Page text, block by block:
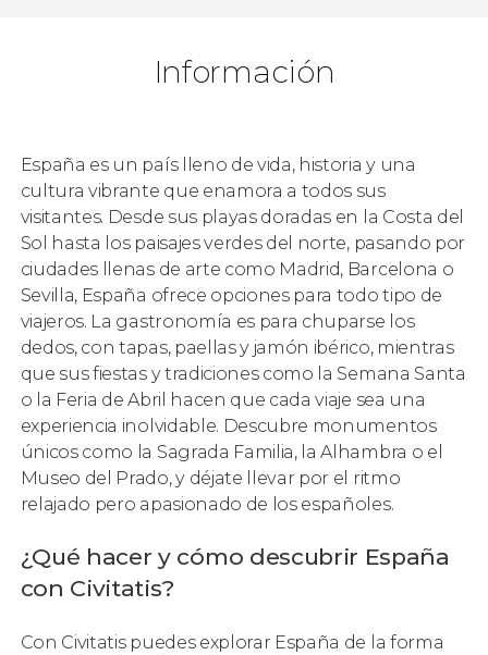
Información
España es un país lleno de vida, historia y una
cultura vibrante que enamora a todos sus
visitantes. Desde sus playas doradas en la Costa del
Sol hasta los paisajes verdes del norte, pasando por
ciudades llenas de arte como Madrid, Barcelona o
Sevilla, España ofrece opciones para todo tipo de
viajeros. La gastronomía es para chuparse los
dedos, con tapas, paellas y jamón ibérico, mientras
que sus fiestas y tradiciones como la Semana Santa
o la Feria de Abril hacen que cada viaje sea una
experiencia inolvidable. Descubre monumentos
únicos como la Sagrada Familia, la Alhambra o el
Museo del Prado, y déjate llevar por el ritmo
relajado pero apasionado de los españoles.
¿Qué hacer y cómo descubrir España
con Civitatis?
Con Civitatis puedes explorar España de la forma